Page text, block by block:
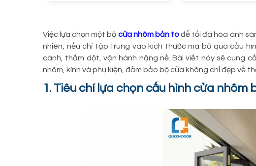
Việc lựa chọn một bộ cửa nhôm bản tođể tối đa hóa ánh
nhiên, nếu chỉ tập trung vào kích thước mà bỏ qua cấu
cánh, thấm dột, vận hành nặng nề. Bài viết này sẽ cung
nhôm, kính và phụ kiện, đảm bảo bộ cửa không chỉ đẹp về
1. Tiêu chí lựa chọn cấu hình cửa